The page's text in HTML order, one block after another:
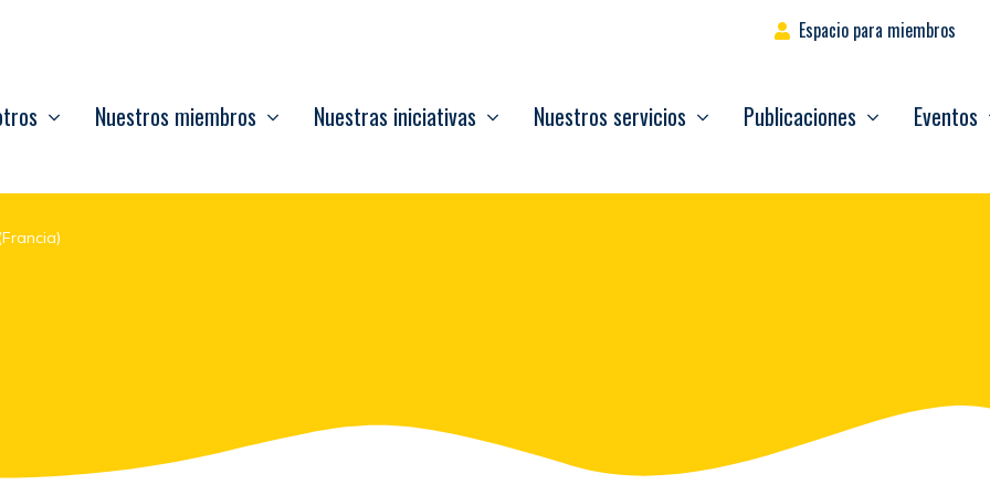
Espacio para miembros
Nuestros miembros Nuestras iniciativas Nuestros servicios Publicaciones Eventos